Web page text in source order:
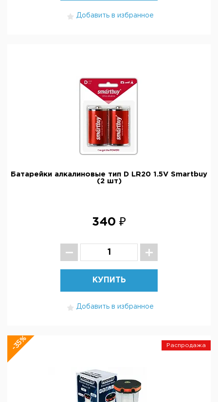
Добавить в избранное
Батарейки алкалиновые тип D LR20 1.5V Smartbuy
(2 шт)
340 ₽
КУПИТЬ
Добавить в избранное
Распродажа
-35%